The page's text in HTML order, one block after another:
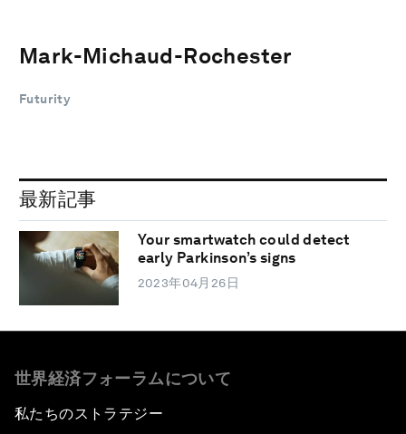
Mark-Michaud-Rochester
Futurity
最新記事
Your smartwatch could detect
early Parkinson’s signs
2023年04月26日
世界経済フォーラムについて
私たちのストラテジー